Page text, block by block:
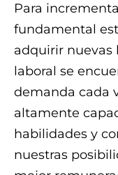
Para
fundamental
adquirir nuevas
laboral se
demanda cada
altamente
habilidades y
nuestras